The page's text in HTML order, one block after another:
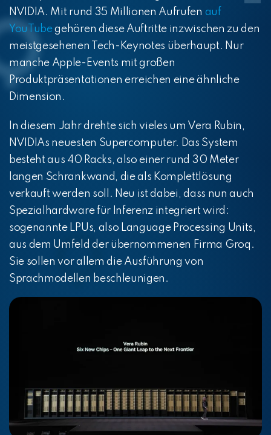
NVIDIA. Mit rund 35 Millionen Aufrufen auf
YouTube gehören diese Auftritte inzwischen zu den
meistgesehenen Tech-Keynotes überhaupt. Nur
manche Apple-Events mit großen
Produktpräsentationen erreichen eine ähnliche
Dimension.
In diesem Jahr drehte sich vieles um Vera Rubin,
NVIDIAs neuesten Supercomputer. Das System
besteht aus 40 Racks, also einer rund 30 Meter
langen Schrankwand, die als Komplettlösung
verkauft werden soll. Neu ist dabei, dass nun auch
Spezialhardware für Inferenz integriert wird:
sogenannte LPUs, also Language Processing Units,
aus dem Umfeld der übernommenen Firma Groq.
Sie sollen vor allem die Ausführung von
Sprachmodellen beschleunigen.